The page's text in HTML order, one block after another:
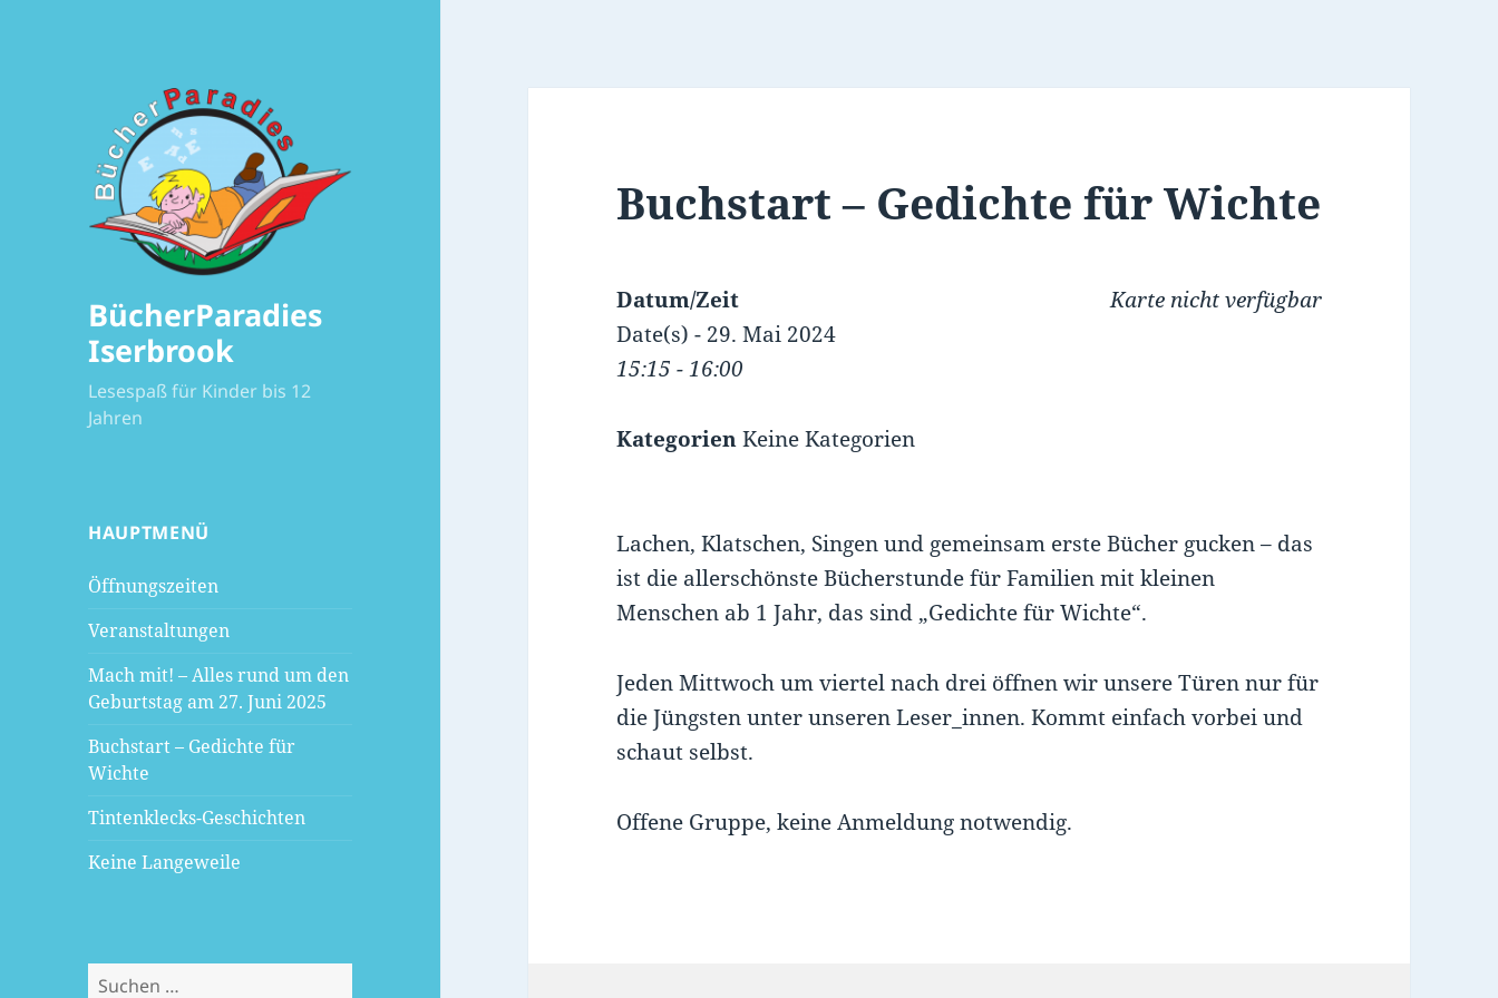
BücherParadies
Iserbrook
Lesespaß für Kinder bis 12
Jahren
HAUPTMENÜ
Öffnungszeiten
Veranstaltungen
Mach mit! – Alles rund um den
Geburtstag am 27. Juni 2025
Buchstart – Gedichte für
Wichte
Tintenklecks-Geschichten
Keine Langeweile
Suchen
Buchstart – Gedichte für Wichte
Karte nicht verfügbar
Datum/Zeit
Date(s) - 29. Mai 2024
15:15 - 16:00
KategorienKeine Kategorien
Lachen, Klatschen, Singen und gemeinsam erste Bücher gucken – das
ist die allerschönste Bücherstunde für Familien mit kleinen
Menschen ab 1 Jahr, das sind „Gedichte für Wichte“.
Jeden Mittwoch um viertel nach drei öffnen wir unsere Türen nur für
die Jüngsten unter unseren Leser_innen. Kommt einfach vorbei und
schaut selbst.
Offene Gruppe, keine Anmeldung notwendig.